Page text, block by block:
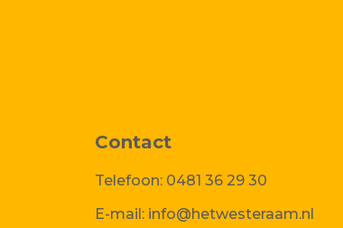
Contact
Telefoon: 0481 36 29 30
E-mail: info@hetwesteraam.nl